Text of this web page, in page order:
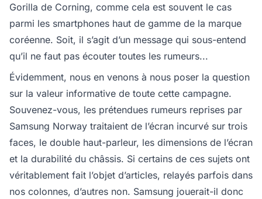
Gorilla de Corning, comme cela est souvent le cas
parmi les smartphones haut de gamme de la marque
coréenne. Soit, il s’agit d’un message qui sous-entend
qu’il ne faut pas écouter toutes les rumeurs...
Évidemment, nous en venons à nous poser la question
sur la valeur informative de toute cette campagne.
Souvenez-vous, les prétendues rumeurs reprises par
Samsung Norway traitaient de l’écran incurvé sur trois
faces, le double haut-parleur, les dimensions de l’écran
et la durabilité du châssis. Si certains de ces sujets ont
véritablement fait l’objet d’articles, relayés parfois dans
nos colonnes, d’autres non. Samsung jouerait-il donc